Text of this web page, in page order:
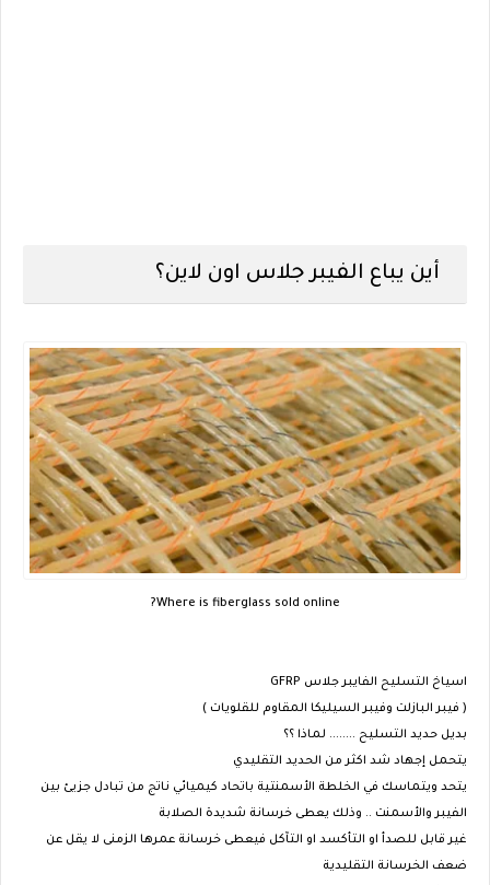
أين يباع الفيبر جلاس اون لاين؟
Where is fiberglass sold online?
اسياخ التسليح الفايبر جلاس GFRP
( فيبر البازلت وفيبر السيليكا المقاوم للقلويات )
بديل حديد التسليح ........ لماذا ؟؟
يتحمل إجهاد شد اكثر من الحديد التقليدي
يتحد ويتماسك في الخلطة الأسمنتية باتحاد كيميائي ناتج من تبادل جزيئ بين
الفيبر والأسمنت .. وذلك يعطى خرسانة شديدة الصلابة
غير قابل للصدأ او التأكسد او التآكل فيعطى خرسانة عمرها الزمنى لا يقل عن
ضعف الخرسانة التقليدية